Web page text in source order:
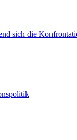
sich die